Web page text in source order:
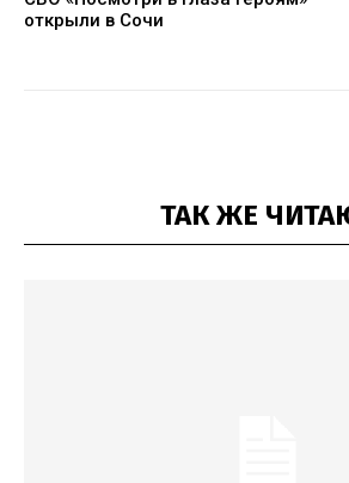
открыли в Сочи
ТАК ЖЕ